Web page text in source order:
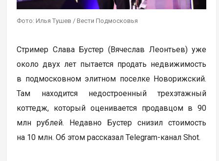
Фото: Илья Тушев / Вести Подмосковья
Стример Слава Бустер (Вячеслав Леонтьев) уже
около двух лет пытается продать недвижимость
в подмосковном элитном поселке Новорижский.
Там находится недостроенный трехэтажный
коттедж, который оценивается продавцом в 90
млн рублей. Недавно Бустер снизил стоимость
на 10 млн. Об этом рассказал Telegram-канал Shot.